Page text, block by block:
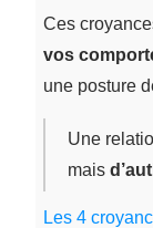
Ces
vos
une posture
Une
mais
Les 4